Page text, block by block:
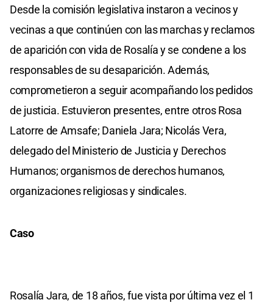
Desde la comisión legislativa instaron a vecinos y
vecinas a que continúen con las marchas y reclamos
de aparición con vida de Rosalía y se condene a los
responsables de su desaparición. Además,
comprometieron a seguir acompañando los pedidos
de justicia. Estuvieron presentes, entre otros Rosa
Latorre de Amsafe; Daniela Jara; Nicolás Vera,
delegado del Ministerio de Justicia y Derechos
Humanos; organismos de derechos humanos,
organizaciones religiosas y sindicales.
Caso
Rosalía Jara, de 18 años, fue vista por última vez el 1